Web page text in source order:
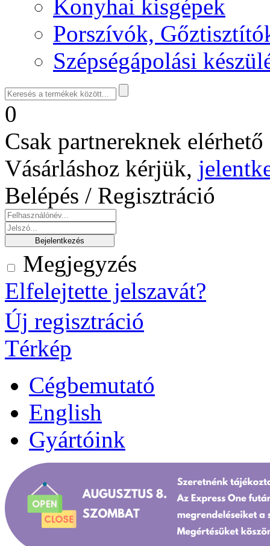
Konyhai kisgépek
Porszívók,
Szépségápolási
0
Csak partnereknek
Vásárláshoz kérjük,
Belépés / Regisztráció
Megjegyzés
Elfelejtette jelszavát?
Új regisztráció
Térkép
Cégbemutató
English
Gyártóink